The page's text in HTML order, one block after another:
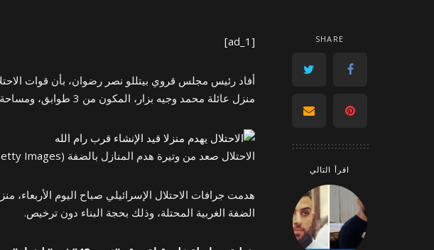
SHARE
اقرأ التالي
[ad_1]
أفاد رئيس مجلس قروي بيتللو نصر رضوان، بأن قوات
منزل عائلة محمد وجيه بزار، المكون من 3 طوابق، ومساحة كل منهم نحو 200 متر مربع.
الاحتلال صعد من وتيرة هدم المنازل بالضفة (Getty Images)
هدمت جرافات الاحتلال الإسرائيلي صباح اليوم الأربعاء،
الضفة الغربية المحتلة، وذلك بحجة البناء دون ترخيص.